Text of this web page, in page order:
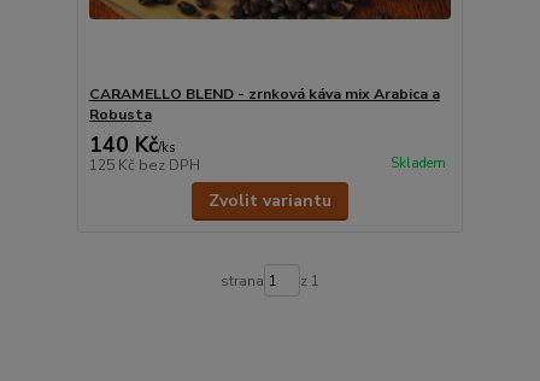
CARAMELLO BLEND - zrnková káva mix Arabica a
Robusta
140 Kč/ks
125 Kč bez DPH Skladem
Zvolit variantu
strana z 1